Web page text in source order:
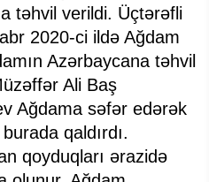
təhvil verildi. Üçtərəfli
2020-ci ildə Ağdam
Azərbaycana təhvil
Ali Baş
Ağdama səfər edərək
qaldırdı.
qoyduqları ərazidə